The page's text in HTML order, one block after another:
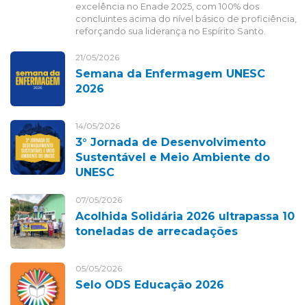
excelência no Enade 2025, com 100% dos
concluintes acima do nível básico de proficiência,
reforçando sua liderança no Espírito Santo.
21/05/2026
Semana da Enfermagem UNESC
2026
14/05/2026
3° Jornada de Desenvolvimento
Sustentável e Meio Ambiente do
UNESC
07/05/2026
Acolhida Solidária 2026 ultrapassa 10
toneladas de arrecadações
05/05/2026
Selo ODS Educação 2026